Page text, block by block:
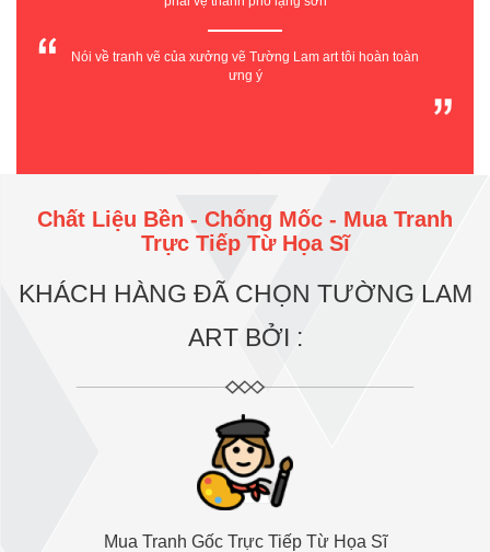
Tôi rất hài lòng về tay nghề họa sỹ TƯỜNG LAM ART tạo hình
Chất Liệu Bền - Chống Mốc - Mua Tranh
Trực Tiếp Từ Họa Sĩ
KHÁCH HÀNG ĐÃ CHỌN TƯỜNG LAM
ART BỞI :
Mua Tranh Gốc Trực Tiếp Từ Họa Sĩ